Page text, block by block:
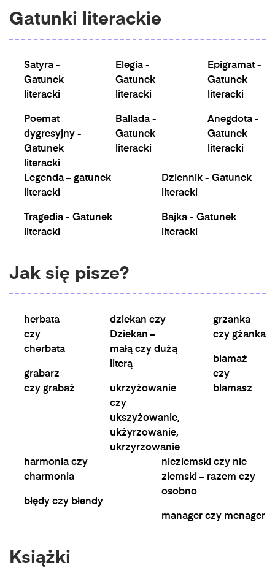
Gatunki literackie
Satyra -
Gatunek
literacki
Poemat
dygresyjny -
Gatunek
literacki
Elegia -
Gatunek
literacki
Ballada -
Gatunek
literacki
Epigramat -
Gatunek
literacki
Anegdota -
Gatunek
literacki
Legenda – gatunek
literacki
Tragedia - Gatunek
literacki
Dziennik - Gatunek
literacki
Bajka - Gatunek
literacki
Jak się pisze?
herbata
czy
cherbata
grabarz
czy grabaż
dziekan czy
Dziekan –
małą czy dużą
literą
ukrzyżowanie
czy
ukszyżowanie,
ukżyrzowanie,
ukrzyrzowanie
grzanka
czy gżanka
blamaż
czy
blamasz
harmonia czy
charmonia
błędy czy błendy
nieziemski czy nie
ziemski – razem czy
osobno
manager czy menager
Książki